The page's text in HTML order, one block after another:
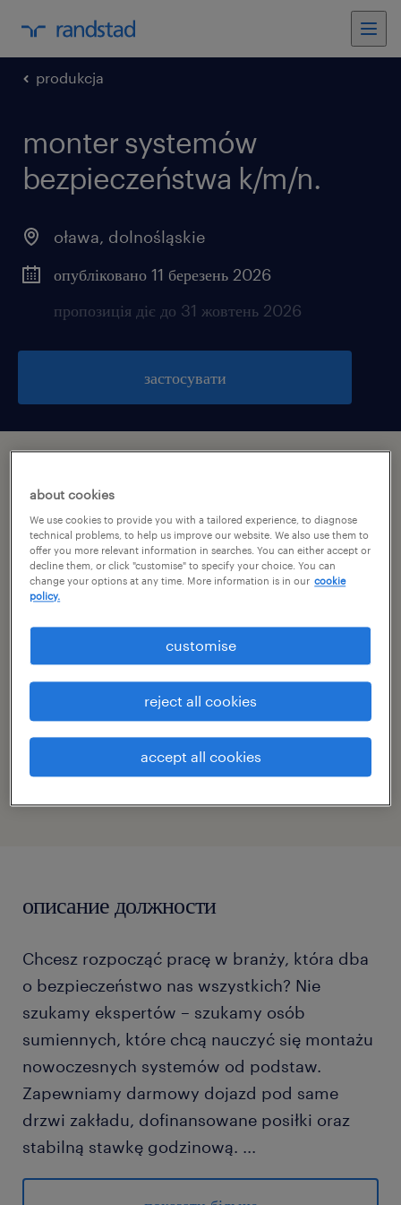
produkcja
monter systemów
bezpieczeństwa k/m/n.
oława, dolnośląskie
опубліковано 11 березень 2026
пропозиція діє до 31 жовтень 2026
застосувати
oława, dolnośląskie
praca tymczasowa
pełen etat
специальность
номер посилання
46585996
описание должности
Chcesz rozpocząć pracę w branży, która dba
o bezpieczeństwo nas wszystkich? Nie
szukamy ekspertów – szukamy osób
sumiennych, które chcą nauczyć się montażu
nowoczesnych systemów od podstaw.
Zapewniamy darmowy dojazd pod same
drzwi zakładu, dofinansowane posiłki oraz
stabilną stawkę godzinową. ...
Jako osoba na stanowisku Pracownika
produkcji / Pracownicy produkcji (Monter)
about cookies
We use cookies to provide you with a tailored experience, to diagnose
technical problems, to help us improve our website. We also use them to
offer you more relevant information in searches. You can either accept or
decline them, or click "customise" to specify your choice. You can
change your options at any time. More information is in our cookie
policy.
accept all cookies
reject all cookies
customise